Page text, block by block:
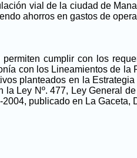
vial de la ciudad de
ahorros en gastos de
cumplir con los
con los Lineamientos de
planteados en la
Ley Nº. 477, Ley General
publicado en La Gaceta,